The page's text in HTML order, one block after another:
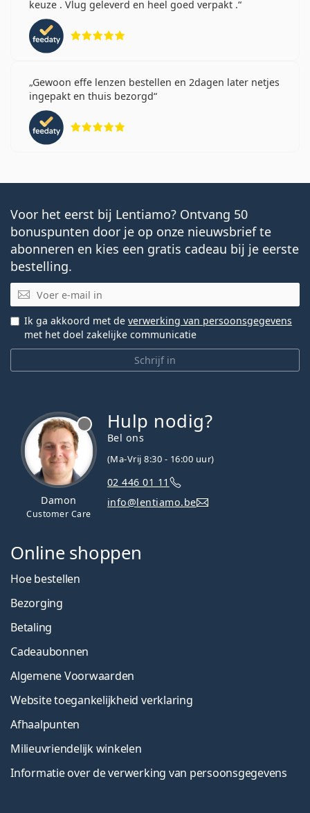
keuze . Vlug geleverd en heel goed verpakt .
Gewoon effe lenzen bestellen en 2dagen later netjes
ingepakt en thuis bezorgd
Voor het eerst bij Lentiamo? Ontvang 50
bonuspunten door je op onze nieuwsbrief te
abonneren en kies een gratis cadeau bij je eerste
bestelling.
E-mail
Schrijf in
Ik ga akkoord met de verwerking van persoonsgegevens
met het doel zakelijke communicatie
Damon
Customer Care
Hulp nodig?
Bel ons
(Ma-Vrij 8:30 - 16:00 uur)
02 446 01 11
info@lentiamo.be
Online shoppen
Hoe bestellen
Bezorging
Betaling
Cadeaubonnen
Algemene Voorwaarden
Website toegankelijkheid verklaring
Afhaalpunten
Milieuvriendelijk winkelen
Informatie over de verwerking van persoonsgegevens